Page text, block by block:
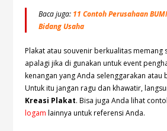
Baca juga: 11 Contoh Perusahaan
Bidang Usaha
Plakat atau souvenir berkualitas memang
apalagi jika di gunakan untuk event
kenangan yang Anda selenggarakan atau
Untuk itu jangan ragu dan khawatir,
Kreasi Plakat. Bisa juga Anda lihat
logam lainnya untuk referensi Anda.